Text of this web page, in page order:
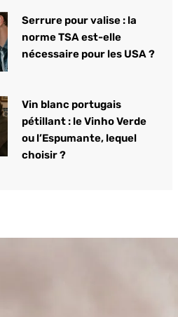
Serrure pour valise : la
norme TSA est-elle
nécessaire pour les USA ?
Vin blanc portugais
pétillant : le Vinho Verde
ou l’Espumante, lequel
choisir ?